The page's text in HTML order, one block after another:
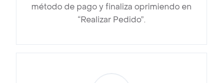
método de pago y finaliza oprimiendo en
“Realizar Pedido”.